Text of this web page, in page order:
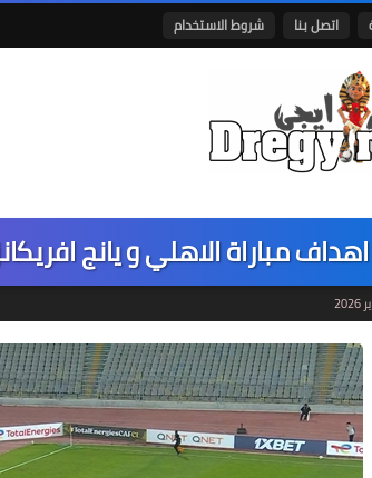
اتصل بنا شروط الاستخدام
اهداف مباراة الاهلي و يانج افريكانز 2-0 في دوري ابطال